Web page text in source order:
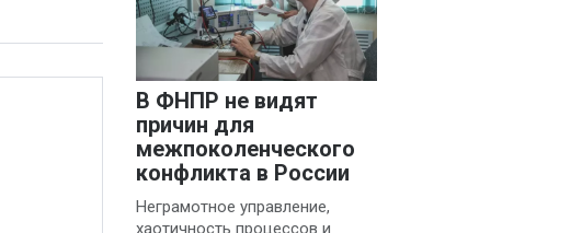
В ФНПР не видят
причин для
межпоколенческого
конфликта в России
Неграмотное управление,
хаотичность процессов и